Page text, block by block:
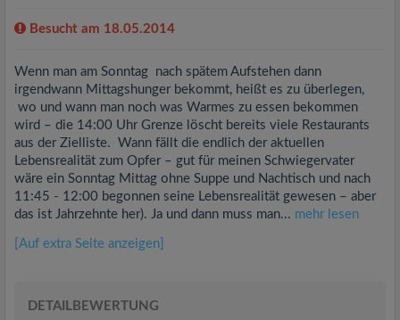
Besucht am 18.05.2014
Wenn man am Sonntag nach spätem Aufstehen dann
irgendwann Mittagshunger bekommt, heißt es zu überlegen,
wo und wann man noch was Warmes zu essen bekommen
wird – die 14:00 Uhr Grenze löscht bereits viele Restaurants
aus der Zielliste. Wann fällt die endlich der aktuellen
Lebensrealität zum Opfer – gut für meinen Schwiegervater
wäre ein Sonntag Mittag ohne Suppe und Nachtisch und nach
11:45 - 12:00 begonnen seine Lebensrealität gewesen – aber
das ist Jahrzehnte her). Ja und dann muss man... mehr lesen
[Auf extra Seite anzeigen]
DETAILBEWERTUNG